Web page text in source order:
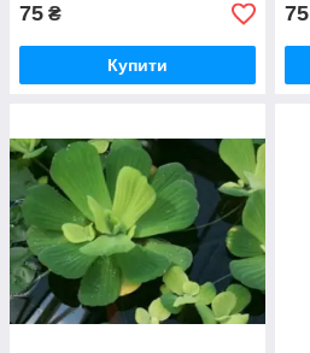
75 ₴
Купити
75